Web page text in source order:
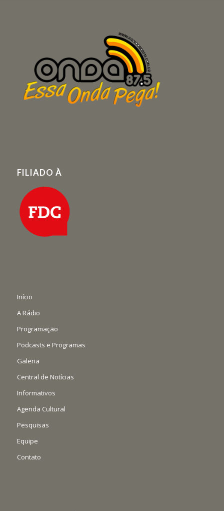
FILIADO À
Início
A Rádio
Programação
Podcasts e Programas
Galeria
Central de Notícias
Informativos
Agenda Cultural
Pesquisas
Equipe
Contato